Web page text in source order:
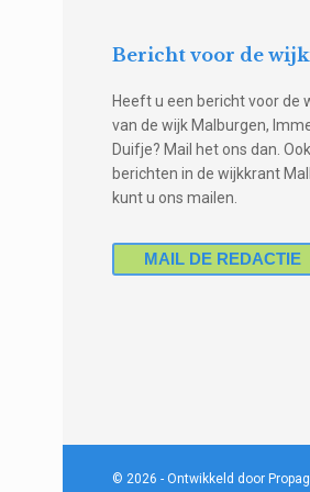
Bericht voor de
Heeft u een bericht voor de
van de wijk Malburgen,
Duifje? Mail het ons dan.
berichten in de wijkkrant
kunt u ons mailen.
MAIL DE REDACTIE
© 2026 - Ontwikkeld door